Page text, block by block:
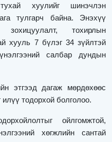
хуулийг шинэчлэн
тулгарч байна. Энэхүү
зохицуулалт, тохирлын
хууль 7 бүлэг 34 зүйлтэй
салбар дундын
этгээд дагаж мөрдөхөөс
тодорхой болголоо.
ойлгомжтой,
хөгжлийн сантай